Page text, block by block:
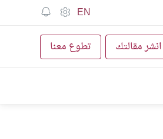
EN
انشر مقالتك تطوع معنا